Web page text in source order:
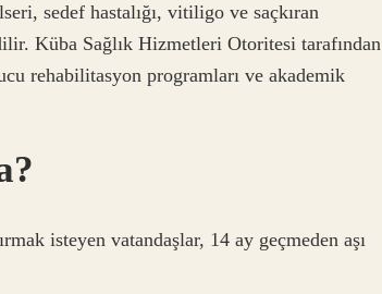
sedef hastalığı, vitiligo ve saçkıran
Küba Sağlık Hizmetleri Otoritesi tarafından
rehabilitasyon programları ve akademik
isteyen vatandaşlar, 14 ay geçmeden aşı